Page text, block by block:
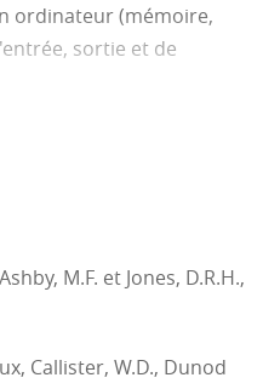
dans le cadre d’une
ordinateur (mémoire,
sortie et de
ordinateur (rôle et
principaux
M.F. et Jones, D.R.H.,
Callister, W.D., Dunod